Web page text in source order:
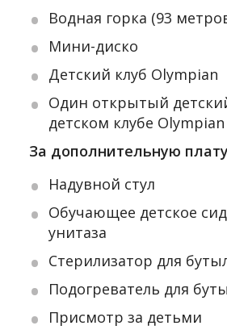
Водная горка (93
Мини-диско
Детский клуб Olympian
Один открытый
детском клубе Olympian
За дополнительную плату
Надувной стул
Обучающее детское
унитаза
Стерилизатор для
Подогреватель для
Присмотр за детьми